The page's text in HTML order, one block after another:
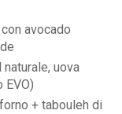
avocado
uova
EVO)
+ tabouleh di